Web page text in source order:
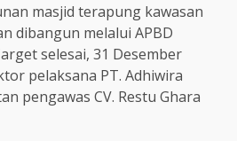
masjid terapung kawasan
dibangun melalui APBD
selesai, 31 Desember
pelaksana PT. Adhiwira
pengawas CV. Restu Ghara